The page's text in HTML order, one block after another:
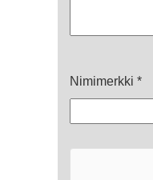
Nimimerkki *